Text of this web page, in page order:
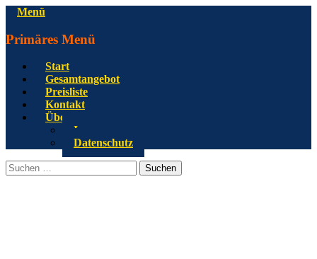
Zum
springen
Menü
Primäres Menü
Start
Gesamtangebot
Preisliste
Kontakt
Über uns
Impressum
Datenschutz
Suchen
Suchen
nach: